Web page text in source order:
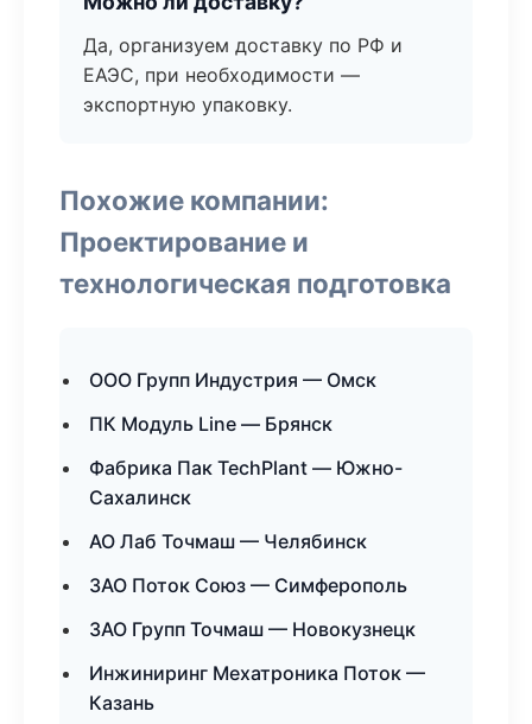
Да, организуем доставку по РФ и
ЕАЭС, при необходимости —
экспортную упаковку.
Похожие компании:
Проектирование и
технологическая подготовка
ООО Групп Индустрия — Омск
ПК Модуль Line — Брянск
Фабрика Пак TechPlant — Южно-
Сахалинск
АО Лаб Точмаш — Челябинск
ЗАО Поток Союз — Симферополь
ЗАО Групп Точмаш — Новокузнецк
Инжиниринг Мехатроника Поток —
Казань